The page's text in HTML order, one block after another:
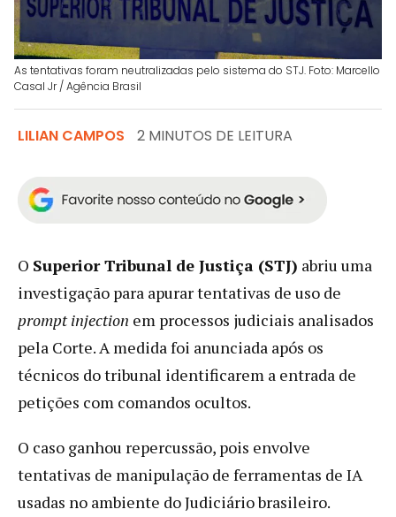
As tentativas foram neutralizadas pelo sistema do STJ. Foto: Marcello
Casal Jr / Agência Brasil
LILIAN CAMPOS 2 MINUTOS DE LEITURA
O Superior Tribunal de Justiça (STJ) abriu uma
investigação para apurar tentativas de uso de
prompt injection em processos judiciais analisados
pela Corte. A medida foi anunciada após os
técnicos do tribunal identificarem a entrada de
petições com comandos ocultos.
O caso ganhou repercussão, pois envolve
tentativas de manipulação de ferramentas de IA
usadas no ambiente do Judiciário brasileiro.